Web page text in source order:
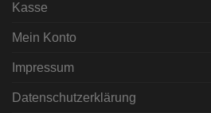
Kasse
Mein Konto
Impressum
Datenschutzerklärung